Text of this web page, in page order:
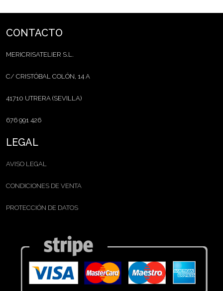
CONTACTO
MERICRISATELIER S.L.
C/ CRISTÓBAL COLÓN, 14 A
41710 UTRERA (SEVILLA)
676 991 426
LEGAL
AVISO LEGAL
CONDICIONES DE VENTA
PROTECCIÓN DE DATOS